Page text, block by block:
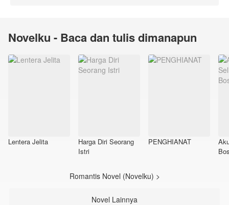
Novelku - Baca dan tulis dimanapun
Lentera Jelita
Harga Diri Seorang
Istri
PENGHIANAT
Romantis Novel (Novelku) >
Novel Lainnya